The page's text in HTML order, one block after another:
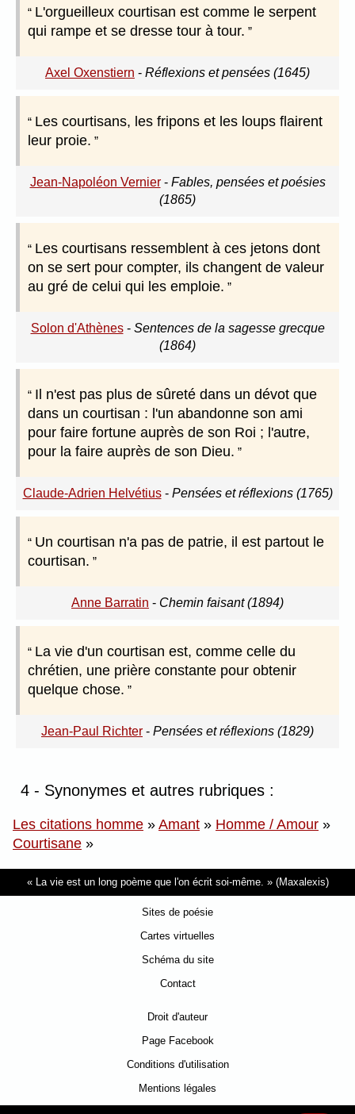
L'orgueilleux courtisan est comme le serpent
qui rampe et se dresse tour à tour.
Axel Oxenstiern - Réflexions et pensées (1645)
Les courtisans, les fripons et les loups flairent
leur proie.
Jean-Napoléon Vernier- Fables, pensées et poésies
(1865)
Les courtisans ressemblent à ces jetons dont
on se sert pour compter, ils changent de valeur
au gré de celui qui les emploie.
Solon d'Athènes- Sentences de la sagesse grecque
(1864)
Il n'est pas plus de sûreté dans un dévot que
dans un courtisan : l'un abandonne son ami
pour faire fortune auprès de son Roi ; l'autre,
pour la faire auprès de son Dieu.
Claude-Adrien Helvétius- Pensées et réflexions (1765)
Un courtisan n'a pas de patrie, il est partout le
courtisan.
Anne Barratin - Chemin faisant (1894)
La vie d'un courtisan est, comme celle du
chrétien, une prière constante pour obtenir
quelque chose.
Jean-Paul Richter - Pensées et réflexions (1829)
4 - Synonymes et autres rubriques :
Les citations homme » Amant » Homme / Amour »
Courtisane »
La vie est un long poème que l'on écrit soi-même. (Maxalexis)
Sites de poésie
Cartes virtuelles
Schéma du site
Contact
Droit d'auteur
Page Facebook
Conditions d'utilisation
Mentions légales